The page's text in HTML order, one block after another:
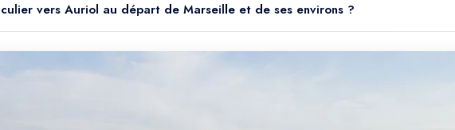
vers Auriol au départ de Marseille et de ses environs ?